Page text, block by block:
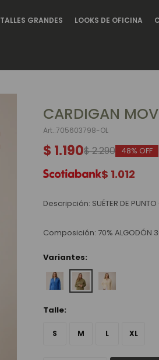
TALLES GRANDES LOOKS DE OFICINA
CARDIGAN
705603798-OL
$ 1.190$2.290 48
$ 1.012
Descripción: SUÉTER DE PUNTO
Composición: 70% ALGODÓN
Variantes:
Talle:
S M L XL